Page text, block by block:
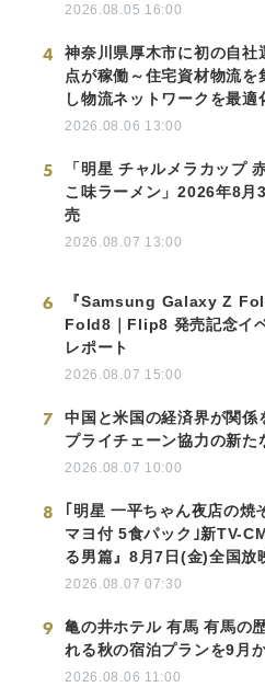
2026.08.05 16:00
4
神奈川県厚木市に初の自社
点が稼働～住宅資材物流を
し物流ネットワークを最適
2026.08.06 13:00
5
「明星 チャルメラカップ
こ味ラーメン」2026年8月
売
2026.08.07 13:00
6
『Samsung Galaxy Z
Fold8｜Flip8 発売記念イ
レポート
2026.08.07 15:00
7
中国と米国の経済界が関係
プライチェーン協力の新た
2026.08.07 10:00
8
｢明星 一平ちゃん夜店の焼
マヨ付 5食パック｣新TV-
る男篇』8月7日(金)全国放
2026.08.07 07:30
9
亀の井ホテル 有馬 有馬の
れる秋の宿泊プランを9月
2026.08.06 11:00